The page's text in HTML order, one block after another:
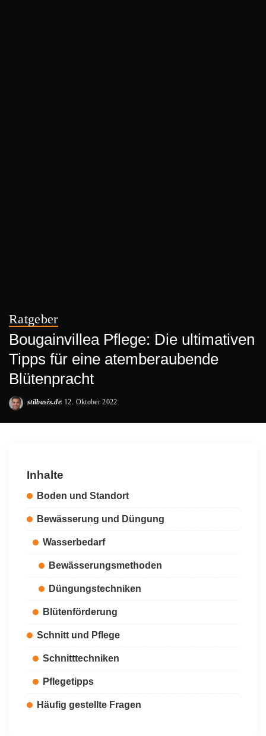
Ratgeber
Bougainvillea Pflege: Die ultimativen
Tipps für eine atemberaubende
Blütenpracht
Posted
stilbasis.de 12. Oktober 2022
Inhalte
Boden und Standort
Bewässerung und Düngung
Wasserbedarf
Bewässerungsmethoden
Düngungstechniken
Blütenförderung
Schnitt und Pflege
Schnitttechniken
Pflegetipps
Häufig gestellte Fragen